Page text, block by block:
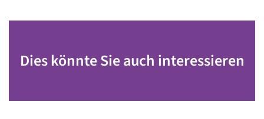
Dies könnte Sie auch interessieren